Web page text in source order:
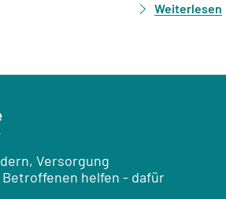
Weiterlesen
Versorgung
helfen - dafür